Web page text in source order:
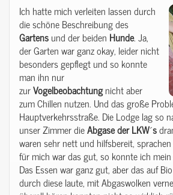
Ich hatte mich verleiten lassen durch
die schöne Beschreibung des
Gartensund der beiden Hunde. Ja,
der Garten war ganz okay, leider nicht
besonders gepflegt und so konnte
man ihn nur
zurVogelbeobachtungnicht aber
zum Chillen nutzen. Und das große
Hauptverkehrsstraße. Die Lodge lag so
unser Zimmer dieAbgasederLKW´s
waren sehr nett und hilfsbereit,
für mich war das gut, so konnte ich
Das Essen war ganz gut, aber das auf
durch diese laute, mit Abgaswolken